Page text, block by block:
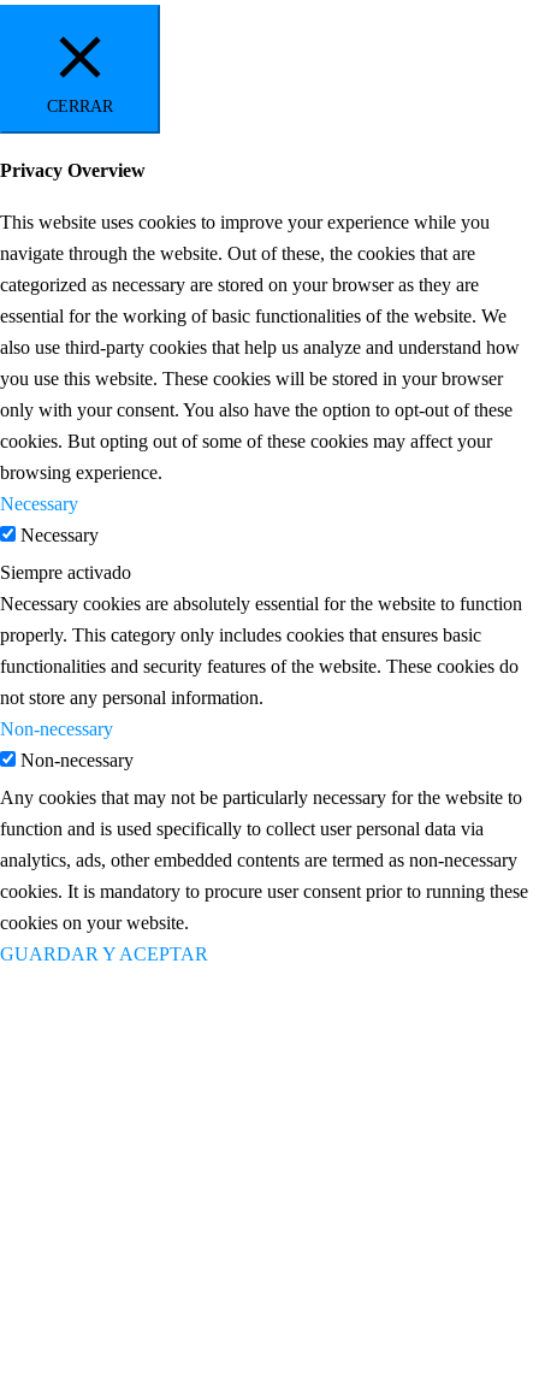
CERRAR
Privacy Overview
This website uses cookies to improve your experience while you
navigate through the website. Out of these, the cookies that are
categorized as necessary are stored on your browser as they are
essential for the working of basic functionalities of the website. We
also use third-party cookies that help us analyze and understand how
you use this website. These cookies will be stored in your browser
only with your consent. You also have the option to opt-out of these
cookies. But opting out of some of these cookies may affect your
browsing experience.
Necessary
Necessary
Siempre activado
Necessary cookies are absolutely essential for the website to function
properly. This category only includes cookies that ensures basic
functionalities and security features of the website. These cookies do
not store any personal information.
Non-necessary
Non-necessary
Any cookies that may not be particularly necessary for the website to
function and is used specifically to collect user personal data via
analytics, ads, other embedded contents are termed as non-necessary
cookies. It is mandatory to procure user consent prior to running these
cookies on your website.
GUARDAR Y ACEPTAR